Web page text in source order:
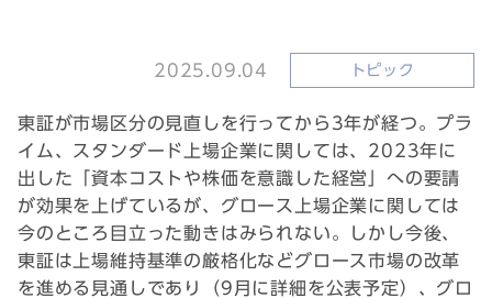
2025.09.04 トピック
東証が市場区分の見直しを行ってから3年が経つ。プラ
イム、スタンダード上場企業に関しては、2023年に
出した「資本コストや株価を意識した経営」への要請
が効果を上げているが、グロース上場企業に関しては
今のところ目立った動きはみられない。しかし今後、
東証は上場維持基準の厳格化などグロース市場の改革
を進める見通しであり（9月に詳細を公表予定）、グロ